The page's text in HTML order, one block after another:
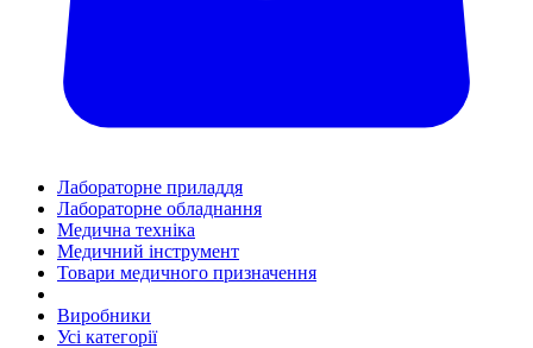
Лабораторне приладдя
Лабораторне обладнання
Медична техніка
Медичний інструмент
Товари медичного призначення
Виробники
Усі категорії